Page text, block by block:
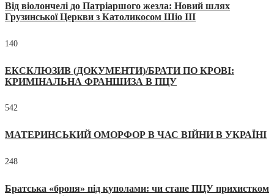
Від віолончелі до Патріаршого жезла: Новий шлях
Грузинської Церкви з Католикосом Шіо III
140
ЕКСКЛЮЗИВ (ДОКУМЕНТИ)/БРАТИ ПО КРОВІ:
КРИМІНАЛЬНА ФРАНШИЗА В ПЦУ
542
МАТЕРИНСЬКИЙ ОМОРФОР В ЧАС ВІЙНИ В УКРАЇНІ
248
Братська «броня» під куполами: чи стане ПЦУ прихистком